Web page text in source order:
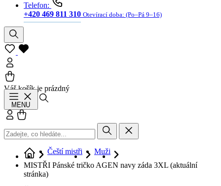
Telefon:
+420 469 811 310 Otevírací doba: (Po–Pá 9–16)
Váš košík je prázdný
MENU
Přihlásit se
Čeští mistři
Muži
MISTŘI Pánské tričko AGEN navy záda 3XL (aktuální
stránka)